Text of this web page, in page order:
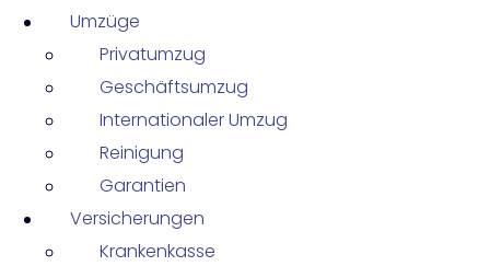
Umzüge
Privatumzug
Geschäftsumzug
Internationaler Umzug
Reinigung
Garantien
Versicherungen
Krankenkasse